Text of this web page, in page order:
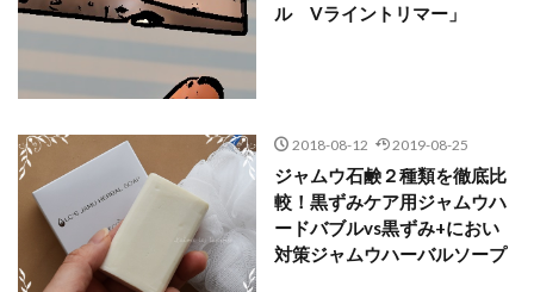
ル Vライントリマー」
2018-08-12 2019-08-25
ジャムウ石鹸２種類を徹底比
較！黒ずみケア用ジャムウハ
ードバブルvs黒ずみ+におい
対策ジャムウハーバルソープ